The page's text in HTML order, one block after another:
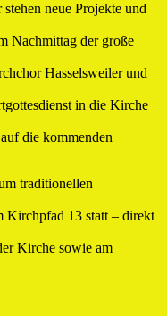
neue Projekte und
Nachmittag der große
Hasselsweiler und
in die Kirche
die kommenden
traditionellen
Kirchpfad 13 statt – direkt
Kirche sowie am